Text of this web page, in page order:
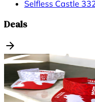
Selfless Castle
Deals